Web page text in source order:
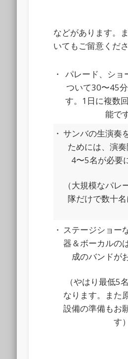
などがあります。
いてもご留意くださ
・
パレード、ショ
ついて30〜45
す。1日に複数
能で
・ サンバの生演奏
ためには、演
4〜5名が必要
（大規模なパレ
隊だけで数十名
・ ステージショー
器＆ボーカルの
成のバンドが
（やはり最低5
なります。また
設備の準備もお
す）